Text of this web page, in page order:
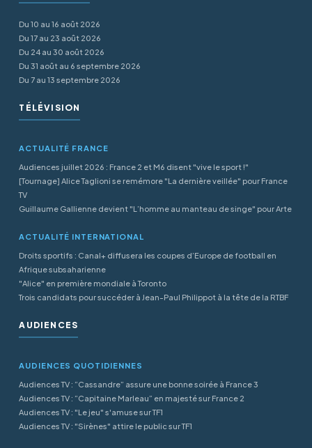
Du 10 au 16 août 2026
Du 17 au 23 août 2026
Du 24 au 30 août 2026
Du 31 août au 6 septembre 2026
Du 7 au 13 septembre 2026
TÉLÉVISION
ACTUALITÉ FRANCE
Audiences juillet 2026 : France 2 et M6 disent "vive le sport !"
[Tournage] Alice Taglioni se remémore "La dernière veillée" pour France
TV
Guillaume Gallienne devient "L’homme au manteau de singe" pour Arte
ACTUALITÉ INTERNATIONAL
Droits sportifs : Canal+ diffusera les coupes d’Europe de football en
Afrique subsaharienne
"Alice" en première mondiale à Toronto
Trois candidats pour succéder à Jean-Paul Philippot à la tête de la RTBF
AUDIENCES
AUDIENCES QUOTIDIENNES
Audiences TV : “Cassandre” assure une bonne soirée à France 3
Audiences TV : “Capitaine Marleau” en majesté sur France 2
Audiences TV : "Le jeu" s'amuse sur TF1
Audiences TV : "Sirènes" attire le public sur TF1